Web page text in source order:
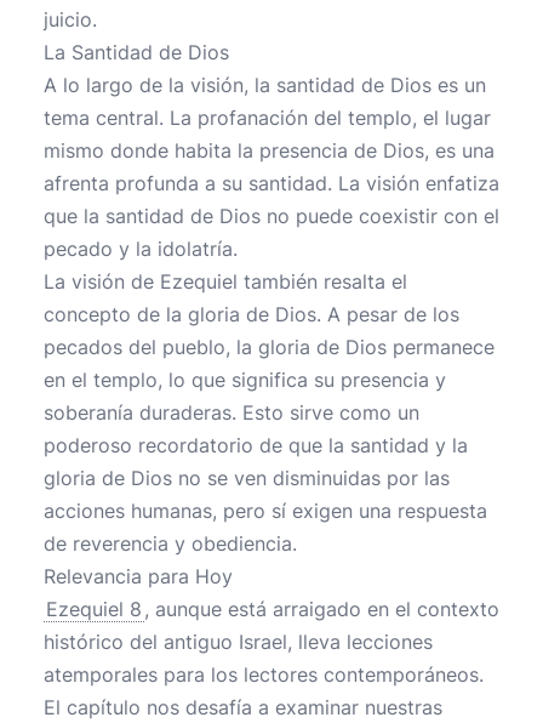
juicio.
La Santidad de Dios
A lo largo de la visión, la santidad de Dios es un
tema central. La profanación del templo, el lugar
mismo donde habita la presencia de Dios, es una
afrenta profunda a su santidad. La visión enfatiza
que la santidad de Dios no puede coexistir con el
pecado y la idolatría.
La visión de Ezequiel también resalta el
concepto de la gloria de Dios. A pesar de los
pecados del pueblo, la gloria de Dios permanece
en el templo, lo que significa su presencia y
soberanía duraderas. Esto sirve como un
poderoso recordatorio de que la santidad y la
gloria de Dios no se ven disminuidas por las
acciones humanas, pero sí exigen una respuesta
de reverencia y obediencia.
Relevancia para Hoy
Ezequiel 8 , aunque está arraigado en el contexto
histórico del antiguo Israel, lleva lecciones
atemporales para los lectores contemporáneos.
El capítulo nos desafía a examinar nuestras